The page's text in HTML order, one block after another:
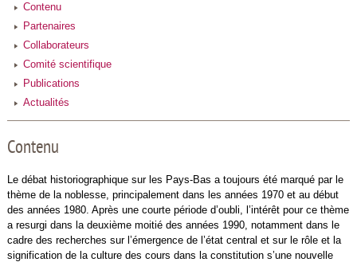
Contenu
Partenaires
Collaborateurs
Comité scientifique
Publications
Actualités
Contenu
Le débat historiographique sur les Pays-Bas a toujours été marqué par le
thème de la noblesse, principalement dans les années 1970 et au début
des années 1980. Après une courte période d’oubli, l’intérêt pour ce thème
a resurgi dans la deuxième moitié des années 1990, notamment dans le
cadre des recherches sur l’émergence de l’état central et sur le rôle et la
signification de la culture des cours dans la constitution s’une nouvelle